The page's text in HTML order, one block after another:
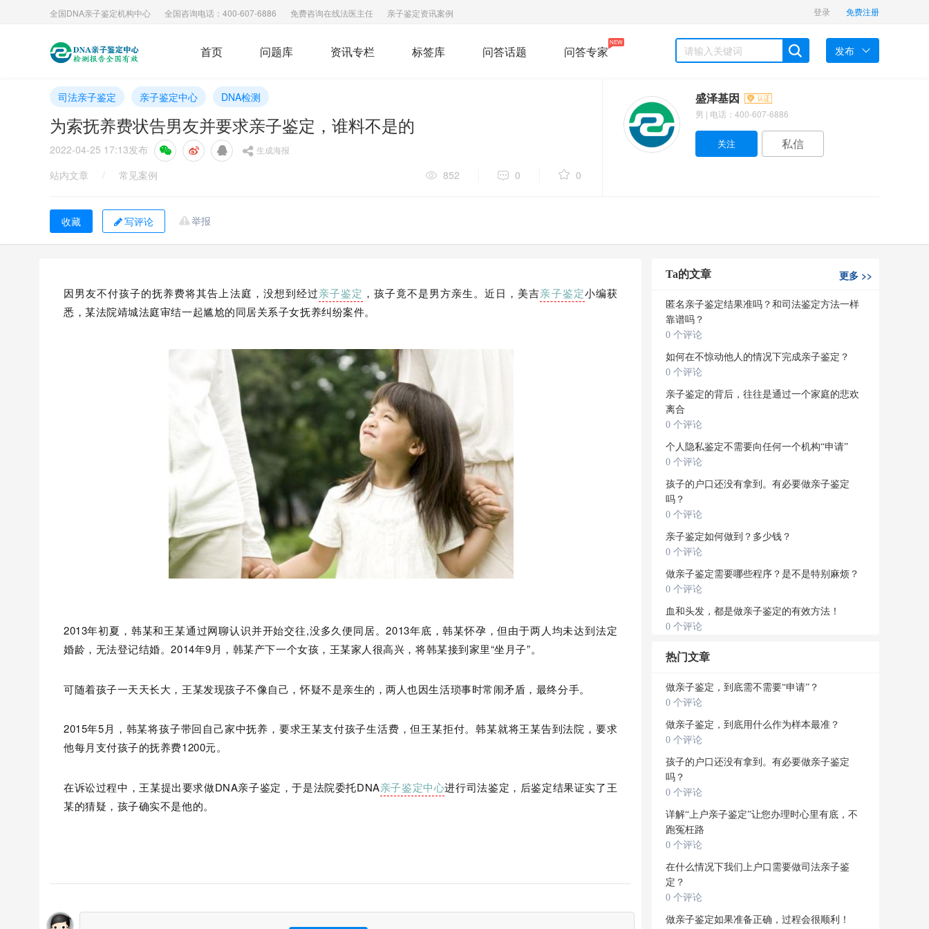
全国DNA亲子鉴定机构中心 全国咨询电话：400-607-6886 免费咨询在线法医主任 亲子鉴定资讯案例 登录 免费注册
首页 问题库 资讯专栏 标签库 问答话题 问答专家
NEW
发布
司法亲子鉴定 亲子鉴定中心 DNA检测
为索抚养费状告男友并要求亲子鉴定，谁料不是的
2022-04-25 17:13发布 生成海报
站内文章 / 常见案例 852 0 0
盛泽基因
男 | 电话：400-607-6886
私信
举报
写评论
因男友不付孩子的抚养费将其告上法庭，没想到经过亲子鉴定 ，孩子竟不是男方亲生。近日，美吉亲子鉴定小编获
悉，某法院靖城法庭审结一起尴尬的同居关系子女抚养纠纷案件。
2013年初夏，韩某和王某通过网聊认识并开始交往,没多久便同居。2013年底，韩某怀孕，但由于两人均未达到法定
婚龄，无法登记结婚。2014年9月，韩某产下一个女孩，王某家人很高兴，将韩某接到家里“坐月子”。
可随着孩子一天天长大，王某发现孩子不像自己，怀疑不是亲生的，两人也因生活琐事时常闹矛盾，最终分手。
2015年5月，韩某将孩子带回自己家中抚养，要求王某支付孩子生活费，但王某拒付。韩某就将王某告到法院，要求
他每月支付孩子的抚养费1200元。
在诉讼过程中，王某提出要求做DNA亲子鉴定，于是法院委托DNA亲子鉴定中心进行司法鉴定，后鉴定结果证实了王
某的猜疑，孩子确实不是他的。
Ta的文章 更多>>
匿名亲子鉴定结果准吗？和司法鉴定方法一样
靠谱吗？
0 个评论
如何在不惊动他人的情况下完成亲子鉴定？
0 个评论
亲子鉴定的背后，往往是通过一个家庭的悲欢
离合
0 个评论
个人隐私鉴定不需要向任何一个机构“申请”
0 个评论
孩子的户口还没有拿到。有必要做亲子鉴定
吗？
0 个评论
亲子鉴定如何做到？多少钱？
0 个评论
做亲子鉴定需要哪些程序？是不是特别麻烦？
0 个评论
血和头发，都是做亲子鉴定的有效方法！
0 个评论
热门文章
做亲子鉴定，到底需不需要“申请”？
0 个评论
做亲子鉴定，到底用什么作为样本最准？
0 个评论
孩子的户口还没有拿到。有必要做亲子鉴定
吗？
0 个评论
详解“上户亲子鉴定”让您办理时心里有底，不
跑冤枉路
0 个评论
在什么情况下我们上户口需要做司法亲子鉴
定？
0 个评论
做亲子鉴定如果准备正确，过程会很顺利！